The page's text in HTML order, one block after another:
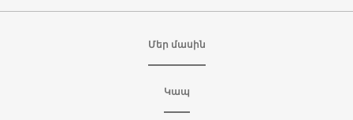
Մեր մասին
Կապ